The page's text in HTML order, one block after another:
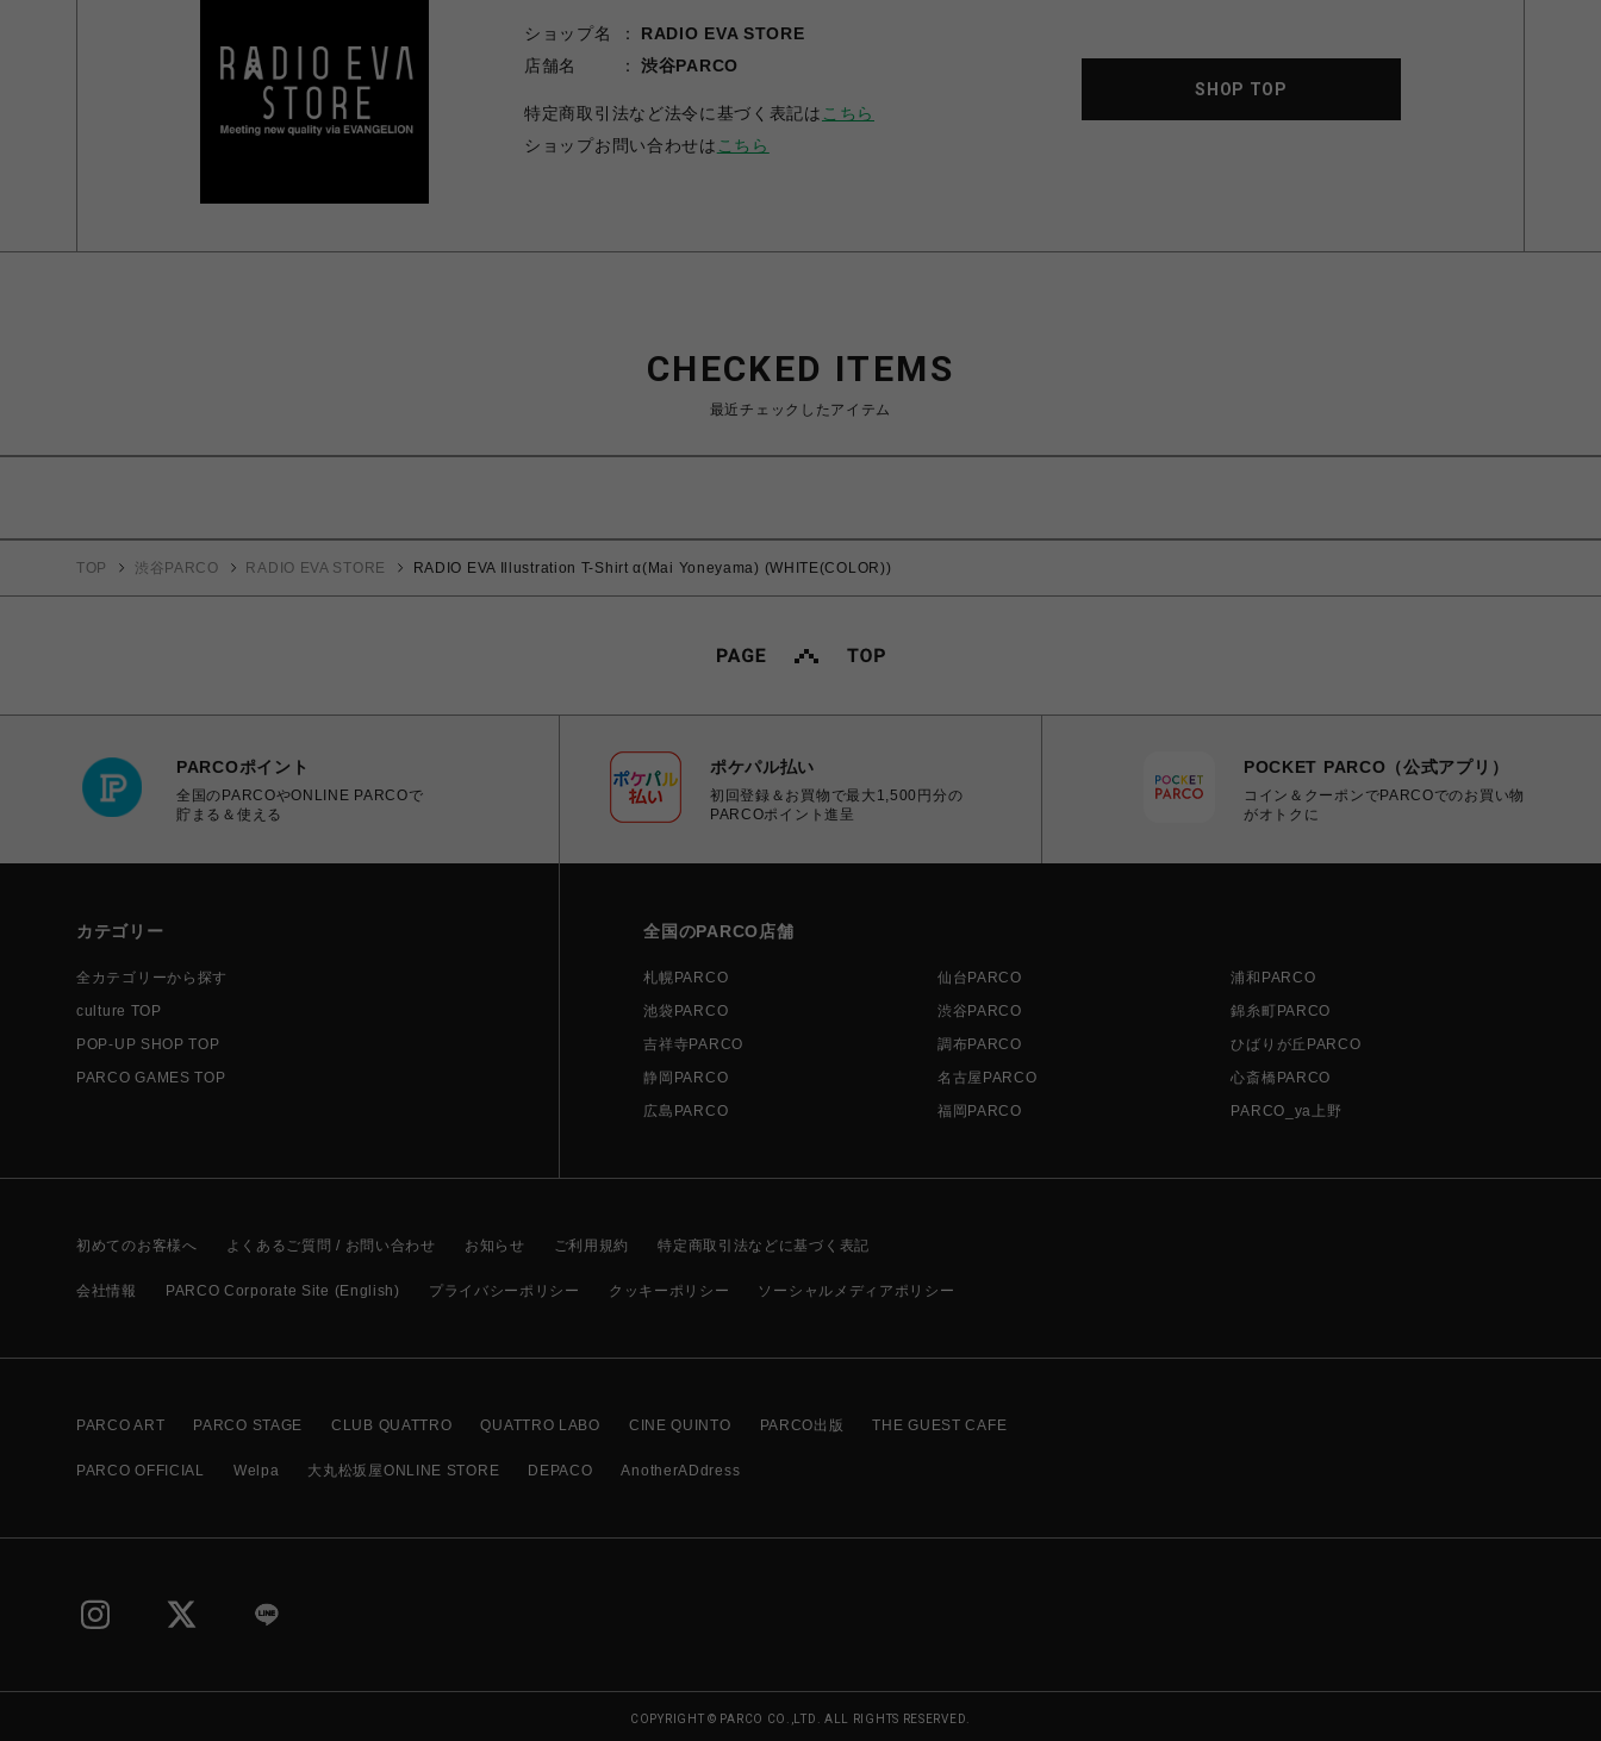
ショップ名
RADIO EVA STORE
店舗名
渋谷PARCO
特定商取引法など法令に基づく表記は こちら
ショップお問い合わせは こちら
SHOP TOP
CHECKED ITEMS
最近チェックしたアイテム
TOP 渋谷PARCO RADIO EVA STORE RADIO EVA Illustration T-Shirt α(Mai Yoneyama) (WHITE(COLOR))
PARCOポイント
全国のPARCOやONLINE PARCOで
貯まる＆使える
ポケパル払い
初回登録＆お買物で最大1,500円分の
PARCOポイント進呈
POCKET PARCO（公式アプリ）
コイン＆クーポンでPARCOでのお買い物
がオトクに
カテゴリー
全カテゴリーから探す
culture TOP
POP-UP SHOP TOP
PARCO GAMES TOP
全国のPARCO店舗
札幌PARCO 仙台PARCO
浦和PARCO
池袋PARCO
渋谷PARCO
錦糸町PARCO
吉祥寺PARCO
調布PARCO
ひばりが丘PARCO
静岡PARCO
名古屋PARCO
心斎橋PARCO
広島PARCO
福岡PARCO PARCO_ya上野
初めてのお客様へ よくあるご質問 / お問い合わせ お知らせ ご利用規約 特定商取引法などに基づく表記
会社情報 PARCO Corporate Site (English) プライバシーポリシー クッキーポリシー ソーシャルメディアポリシー
PARCO ART PARCO STAGE CLUB QUATTRO QUATTRO LABO CINE QUINTO PARCO出版 THE GUEST CAFE
PARCO OFFICIAL Welpa 大丸松坂屋ONLINE STORE DEPACO AnotherADdress
COPYRIGHT © PARCO CO.,LTD. ALL RIGHTS RESERVED.